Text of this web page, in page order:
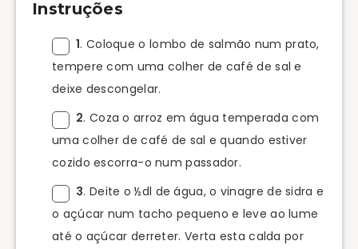
Instruções
1. Coloque o lombo de salmão num prato,
tempere com uma colher de café de sal e
deixe descongelar.
2. Coza o arroz em água temperada com
uma colher de café de sal e quando estiver
cozido escorra-o num passador.
3. Deite o ½dl de água, o vinagre de sidra e
o açúcar num tacho pequeno e leve ao lume
até o açúcar derreter. Verta esta calda por